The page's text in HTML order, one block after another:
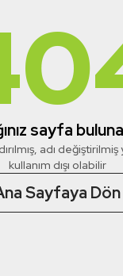
sayfa
adı
kullanım dışı olabilir
Sayfaya Dön